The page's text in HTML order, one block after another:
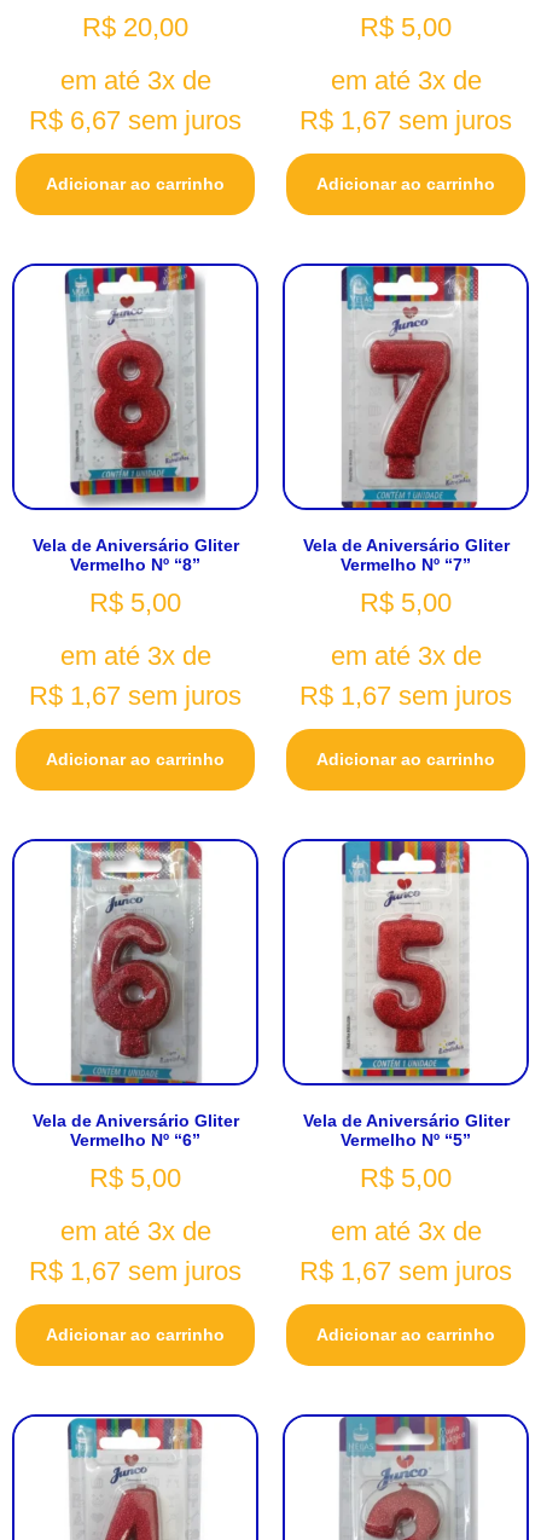
R$ 20,00
em até 3x de
R$ 6,67 sem juros
Adicionar ao carrinho
R$ 5,00
em até 3x de
R$ 1,67 sem juros
Adicionar ao carrinho
Vela de Aniversário Gliter
Vermelho Nº “8”
R$ 5,00
em até 3x de
R$ 1,67 sem juros
Adicionar ao carrinho
Vela de Aniversário Gliter
Vermelho Nº “7”
R$ 5,00
em até 3x de
R$ 1,67 sem juros
Adicionar ao carrinho
Vela de Aniversário Gliter
Vermelho Nº “6”
R$ 5,00
em até 3x de
R$ 1,67 sem juros
Adicionar ao carrinho
Vela de Aniversário Gliter
Vermelho Nº “5”
R$ 5,00
em até 3x de
R$ 1,67 sem juros
Adicionar ao carrinho